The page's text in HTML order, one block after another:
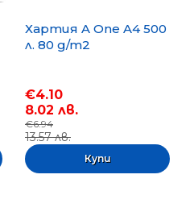
Хартия A One A4 500
л. 80 g/m2
€4.10
8.02 лв.
€6.94
13.57 лв.